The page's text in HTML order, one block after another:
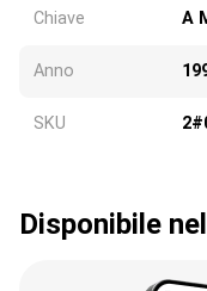
Chiave A
Anno
SKU
Disponibile